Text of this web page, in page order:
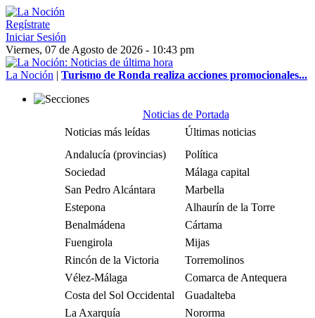
Regístrate
Iniciar Sesión
Viernes, 07 de Agosto de 2026 - 10:43 pm
La Noción | Turismo de Ronda realiza acciones promocionales...
Noticias de Portada
Noticias más leídas
Últimas noticias
Andalucía (provincias)
Política
Sociedad
Málaga capital
San Pedro Alcántara
Marbella
Estepona
Alhaurín de la Torre
Benalmádena
Cártama
Fuengirola
Mijas
Rincón de la Victoria
Torremolinos
Vélez-Málaga
Comarca de Antequera
Costa del Sol Occidental
Guadalteba
La Axarquía
Nororma